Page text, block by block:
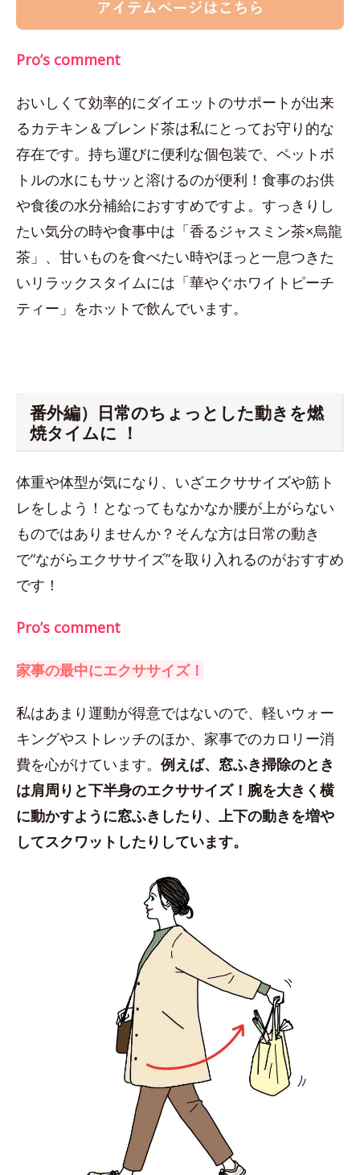
Pro’s comment
おいしくて効率的にダイエットのサポートが出来
るカテキン＆ブレンド茶は私にとってお守り的な
存在です。持ち運びに便利な個包装で、ペットボ
トルの水にもサッと溶けるのが便利！食事のお供
や食後の水分補給におすすめですよ。すっきりし
たい気分の時や食事中は「香るジャスミン茶×烏龍
茶」、甘いものを食べたい時やほっと一息つきた
いリラックスタイムには「華やぐホワイトピーチ
ティー」をホットで飲んでいます。
番外編）日常のちょっとした動きを燃
焼タイムに ！
体重や体型が気になり、いざエクササイズや筋ト
レをしよう！となってもなかなか腰が上がらない
ものではありませんか？そんな方は日常の動き
で“ながらエクササイズ”を取り入れるのがおすすめ
です！
Pro’s comment
家事の最中にエクササイズ！
私はあまり運動が得意ではないので、軽いウォー
キングやストレッチのほか、家事でのカロリー消
費を心がけています。 例えば、窓ふき掃除のとき
は肩周りと下半身のエクササイズ！腕を大きく横
に動かすように窓ふきしたり、上下の動きを増や
してスクワットしたりしています。